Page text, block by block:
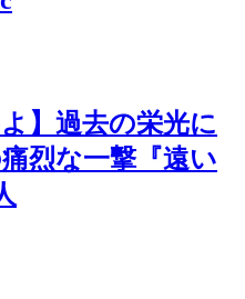
】過去の栄光に
烈な一撃『遠い